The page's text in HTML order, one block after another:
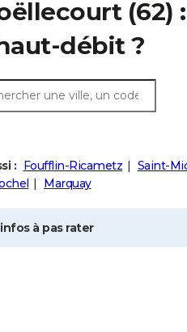
(62)
débit ?
: Foufflin-Ricametz Saint-
Marquay
à pas rater